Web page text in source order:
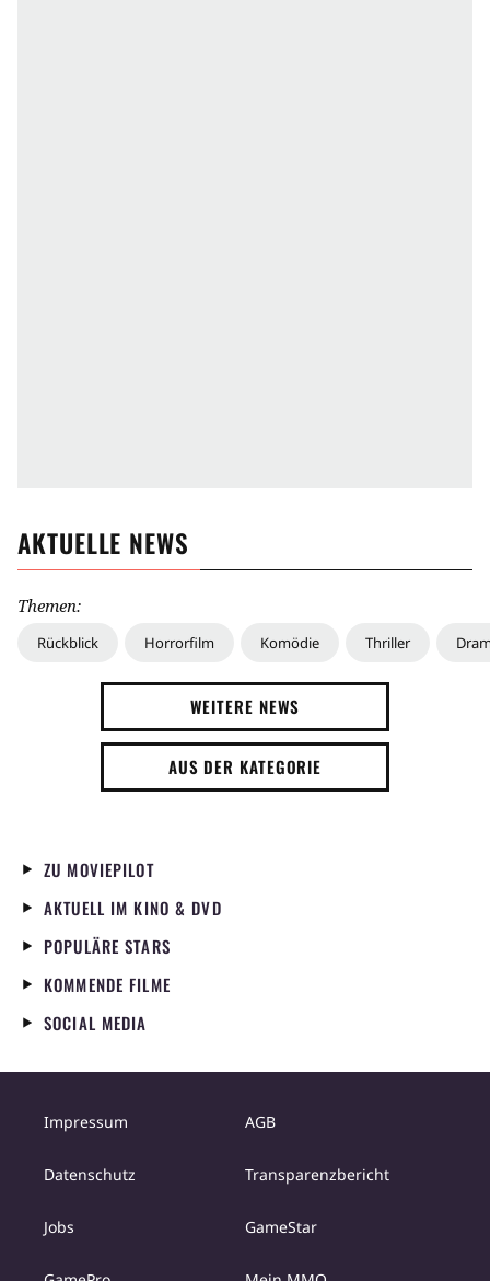
AKTUELLE NEWS
Themen:
Rückblick Horrorfilm Komödie Thriller
WEITERE NEWS
AUS DER KATEGORIE
ZU MOVIEPILOT
AKTUELL IM KINO & DVD
POPULÄRE STARS
KOMMENDE FILME
SOCIAL MEDIA
Impressum AGB
Datenschutz Transparenzbericht
Jobs GameStar